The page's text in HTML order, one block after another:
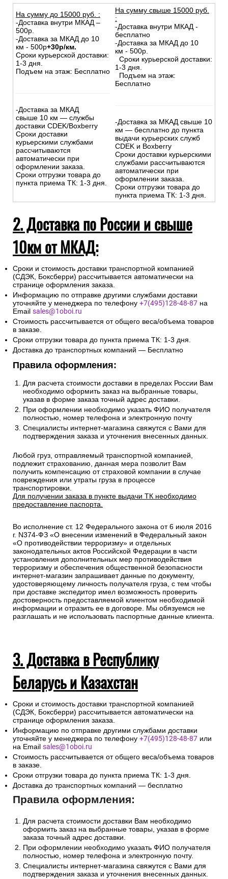
На сумму до 15000 руб. :
-Доставка внутри МКАД –
500р.
-Доставка за МКАД до 10
км - 500р+30р/км.
Сроки курьерской доставки:
1-3 дня.
Подъем на этаж: Бесплатно
-Доставка за МКАД
свыше 10 км — службы
доставки CDEK/Boxberry
Сроки доставки
курьерскими службами
рассчитываются
автоматически при
оформлении заказа.
Сроки отгрузки товара до
пункта приема ТК: 1-3 дня.
На сумму свыше 15000 руб.
:
-Доставка внутри МКАД -
бесплатно
-Доставка за МКАД до 10
км - 500р.
Сроки курьерской доставки:
1-3 дня.
Подъем на этаж:
Бесплатно
-Доставка за МКАД свыше 10
км — бесплатно до пункта
выдачи курьерских служб
CDEK и Boxberry
Сроки доставки курьерскими
службами рассчитываются
автоматически при
оформлении заказа.
Сроки отгрузки товара до
пункта приема ТК: 1-3 дня.
2. Доставка по России и свыше
10км от МКАД:
Сроки и стоимость доставки транспортной компанией
(СДЭК, Боксберри) рассчитывается автоматически на
странице оформления заказа.
Информацию по отправке другими службами доставки
уточняйте у менеджера по телефону +7(495)128-48-87 на
Email sales@1oboi.ru
Стоимость рассчитывается от общего веса/объема товаров
в заказе.
Сроки отгрузки товара до пункта приема ТК: 1-3 дня.
Доставка до транспортных компаний — Бесплатно
Правила оформления:
Для расчета стоимости доставки в пределах России Вам
необходимо оформить заказ на выбранные товары,
указав в форме заказа точный адрес доставки.
При оформлении необходимо указать ФИО получателя
полностью, номер телефона и электронную почту
Специалисты интернет-магазина свяжутся с Вами для
подтверждения заказа и уточнения внесенных данных.
Любой груз, отправляемый транспортной компанией,
подлежит страхованию, данная мера позволит Вам
получить компенсацию от страховой компании в случае
повреждения или утраты груза в процессе
транспортировки.
Для получении заказа в пункте выдачи ТК необходимо
предоставление паспорта.
Во исполнение ст. 12 Федерального закона от 6 июля 2016
г. N374-ФЗ «О внесении изменений в Федеральный закон
«О противодействии терроризму» и отдельных
законодательных актов Российской Федерации в части
установления дополнительных мер противодействия
терроризму и обеспечения общественной безопасности
интернет-магазин запрашивает данные по документу,
удостоверяющему личность получателя груза, с тем чтобы
при доставке экспедитор имел возможность проверить
достоверность предоставляемой клиентом необходимой
информации и отразить ее в договоре. Мы обязуемся не
разглашать и не использовать паспортные данные клиента.
3. Доставка в Республику
Беларусь и Казахстан
Сроки и стоимость доставки транспортной компанией
(СДЭК, Боксберри) рассчитывается автоматически на
странице оформления заказа.
Информацию по отправке другими службами доставки
уточняйте у менеджера по телефону +7(495)128-48-87 или
на Email sales@1oboi.ru
Стоимость рассчитывается от общего веса/объема товаров
в заказе.
Сроки отгрузки товара до пункта приема ТК: 1-3 дня.
Доставка до транспортных компаний — бесплатно
Правила оформления:
Для расчета стоимости доставки Вам необходимо
оформить заказ на выбранные товары, указав в форме
заказа точный адрес доставки.
При оформлении необходимо указать ФИО получателя
полностью, номер телефона и электронную почту.
Специалисты интернет-магазина свяжутся с Вами для
подтверждения заказа и уточнения внесенных данных.